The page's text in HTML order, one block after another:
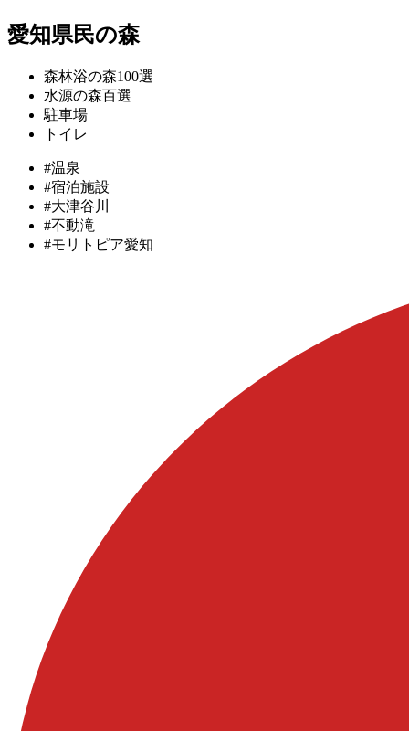
愛知県民の森
森林浴の森100選
水源の森百選
駐車場
トイレ
#温泉
#宿泊施設
#大津谷川
#不動滝
#モリトピア愛知